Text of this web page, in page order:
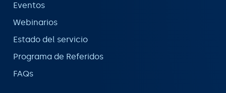
Eventos
Webinarios
Estado del servicio
Programa de Referidos
FAQs